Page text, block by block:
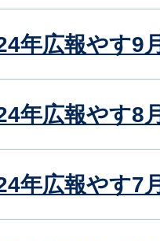
年広報やす9
年広報やす8
年広報やす7